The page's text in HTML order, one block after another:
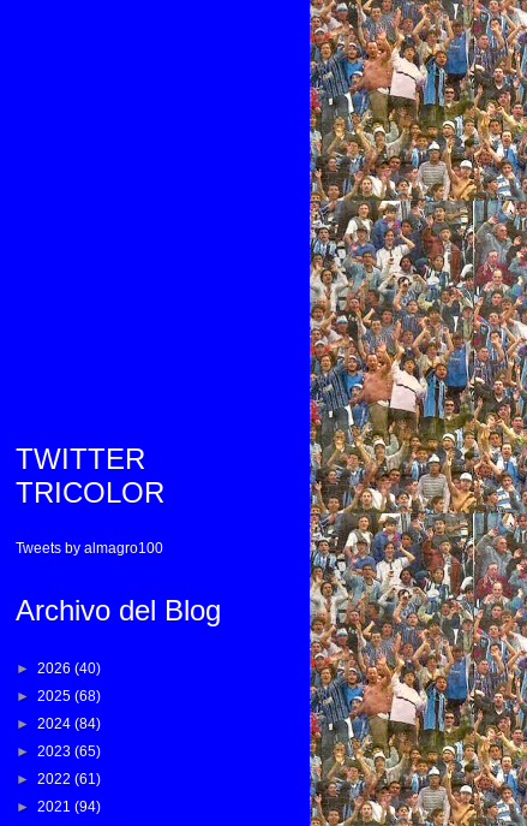
TWITTER
TRICOLOR
Tweets by almagro100
Archivo del Blog
► 2026 (40)
► 2025 (68)
► 2024 (84)
► 2023 (65)
► 2022 (61)
► 2021 (94)